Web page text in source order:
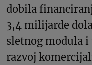
dobila
3,4 milijarde
sletnog modula
razvoj